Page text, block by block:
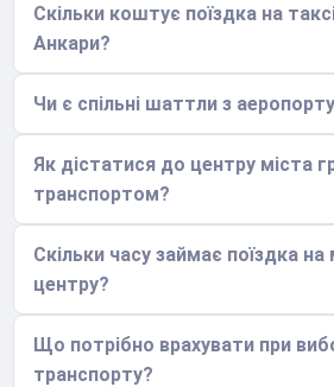
Скільки коштує поїздка на
Анкари?
Чи є спільні шаттли з
Як дістатися до центру міста
транспортом?
Скільки часу займає поїздка
центру?
Що потрібно врахувати при
транспорту?